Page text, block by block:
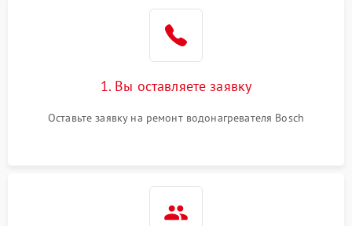
1. Вы оставляете заявку
Оставьте заявку на ремонт водонагревателя Bosch